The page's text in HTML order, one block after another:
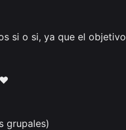
si o si, ya que el objetivo
❤️
grupales)